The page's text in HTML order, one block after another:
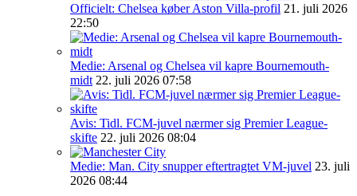
Officielt: Chelsea køber Aston Villa-profil 21. juli 2026
22:50
Medie: Arsenal og Chelsea vil kapre Bournemouth-
midt 22. juli 2026 07:58
Avis: Tidl. FCM-juvel nærmer sig Premier League-
skifte 22. juli 2026 08:04
Medie: Man. City snupper eftertragtet VM-juvel 23. juli
2026 08:44